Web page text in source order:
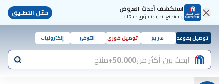
استكشف أحدث العروض
واستمتع بتجربة تسوّق مذهلة! حمّل التطبيق
توصيل بموعد سريع توصيل فوري التوفير إلكترونيات
ابحث بين أكثر من50,000+ منتج